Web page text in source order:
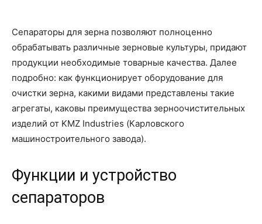
Сепараторы для зерна позволяют полноценно
обрабатывать различные зерновые культуры, придают
продукции необходимые товарные качества. Далее
подробно: как функционирует оборудование для
очистки зерна, какими видами представлены такие
агрегаты, каковы преимущества зерноочистительных
изделий от KMZ Industries (Карловского
машиностроительного завода).
Функции и устройство
сепараторов